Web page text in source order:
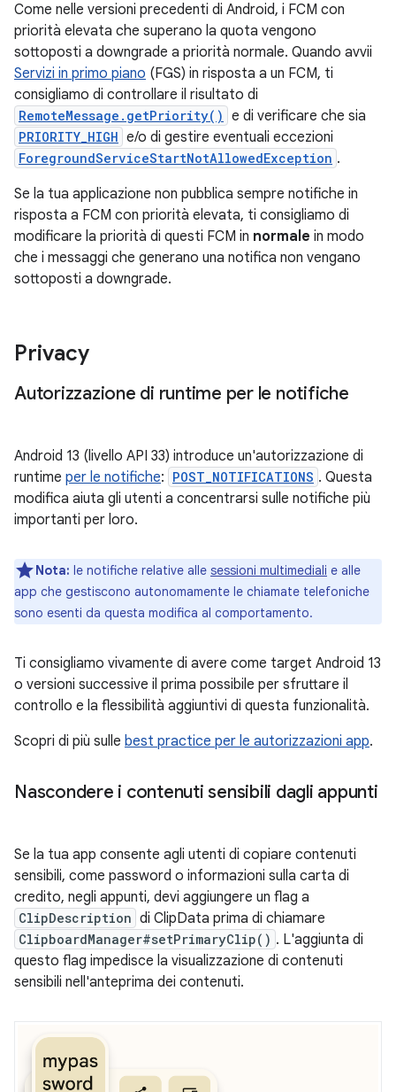
Come nelle versioni precedenti di Android, i FCM con
priorità elevata che superano la quota vengono
sottoposti a downgrade a priorità normale. Quando avvii
Servizi in primo piano (FGS) in risposta a un FCM, ti
consigliamo di controllare il risultato di
RemoteMessage.getPriority() e di verificare che sia
PRIORITY_HIGH e/o di gestire eventuali eccezioni
ForegroundServiceStartNotAllowedException .
Se la tua applicazione non pubblica sempre notifiche in
risposta a FCM con priorità elevata, ti consigliamo di
modificare la priorità di questi FCM in normale in modo
che i messaggi che generano una notifica non vengano
sottoposti a downgrade.
Privacy
Autorizzazione di runtime per le notifiche
Android 13 (livello API 33) introduce un'autorizzazione di
runtime per le notifiche: POST_NOTIFICATIONS . Questa
modifica aiuta gli utenti a concentrarsi sulle notifiche più
importanti per loro.
Nota: le notifiche relative alle sessioni multimediali e alle
app che gestiscono autonomamente le chiamate telefoniche
sono esenti da questa modifica al comportamento.
Ti consigliamo vivamente di avere come target Android 13
o versioni successive il prima possibile per sfruttare il
controllo e la flessibilità aggiuntivi di questa funzionalità.
Scopri di più sulle best practice per le autorizzazioni app.
Nascondere i contenuti sensibili dagli appunti
Se la tua app consente agli utenti di copiare contenuti
sensibili, come password o informazioni sulla carta di
credito, negli appunti, devi aggiungere un flag a
ClipDescription di ClipData prima di chiamare
ClipboardManager#setPrimaryClip() . L'aggiunta di
questo flag impedisce la visualizzazione di contenuti
sensibili nell'anteprima dei contenuti.